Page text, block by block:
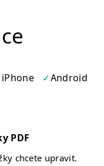
iPhone Android
PDF
chcete upravit.